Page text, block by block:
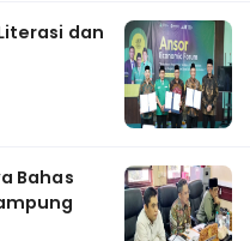
dan
Bahas